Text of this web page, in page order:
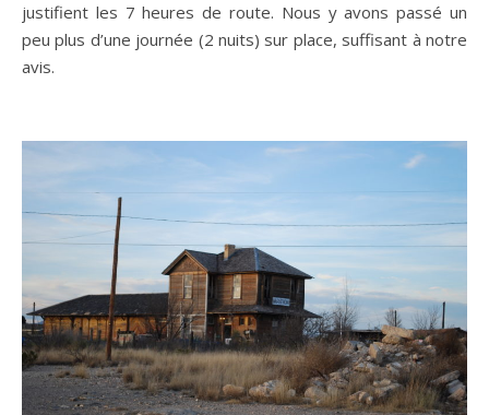
justifient les 7 heures de route. Nous y avons passé un
peu plus d’une journée (2 nuits) sur place, suffisant à notre
avis.